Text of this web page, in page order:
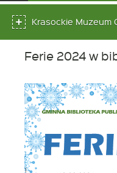
menu
główne
dolneKrasockie Muzeum
Ferie 2024 w